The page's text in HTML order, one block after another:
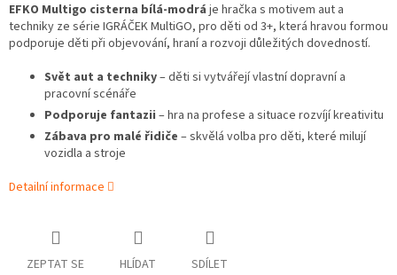
EFKO Multigo cisterna bílá-modrá je hračka s motivem aut a
techniky ze série IGRÁČEK MultiGO, pro děti od 3+, která hravou formou
podporuje děti při objevování, hraní a rozvoji důležitých dovedností.
Svět aut a techniky– děti si vytvářejí vlastní dopravní a
pracovní scénáře
Podporuje fantazii – hra na profese a situace rozvíjí kreativitu
Zábava pro malé řidiče – skvělá volba pro děti, které milují
vozidla a stroje
Detailní informace
ZEPTAT SE HLÍDAT SDÍLET